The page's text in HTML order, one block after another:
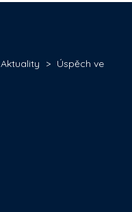
Aktuality > Úspěch ve